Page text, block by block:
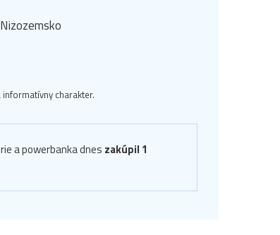
charakter.
a powerbanka dnes zakúpil 1